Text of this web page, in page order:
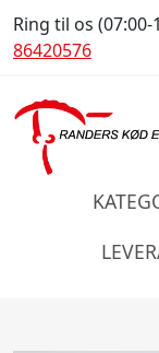
Ring til os (07:00-
86420576